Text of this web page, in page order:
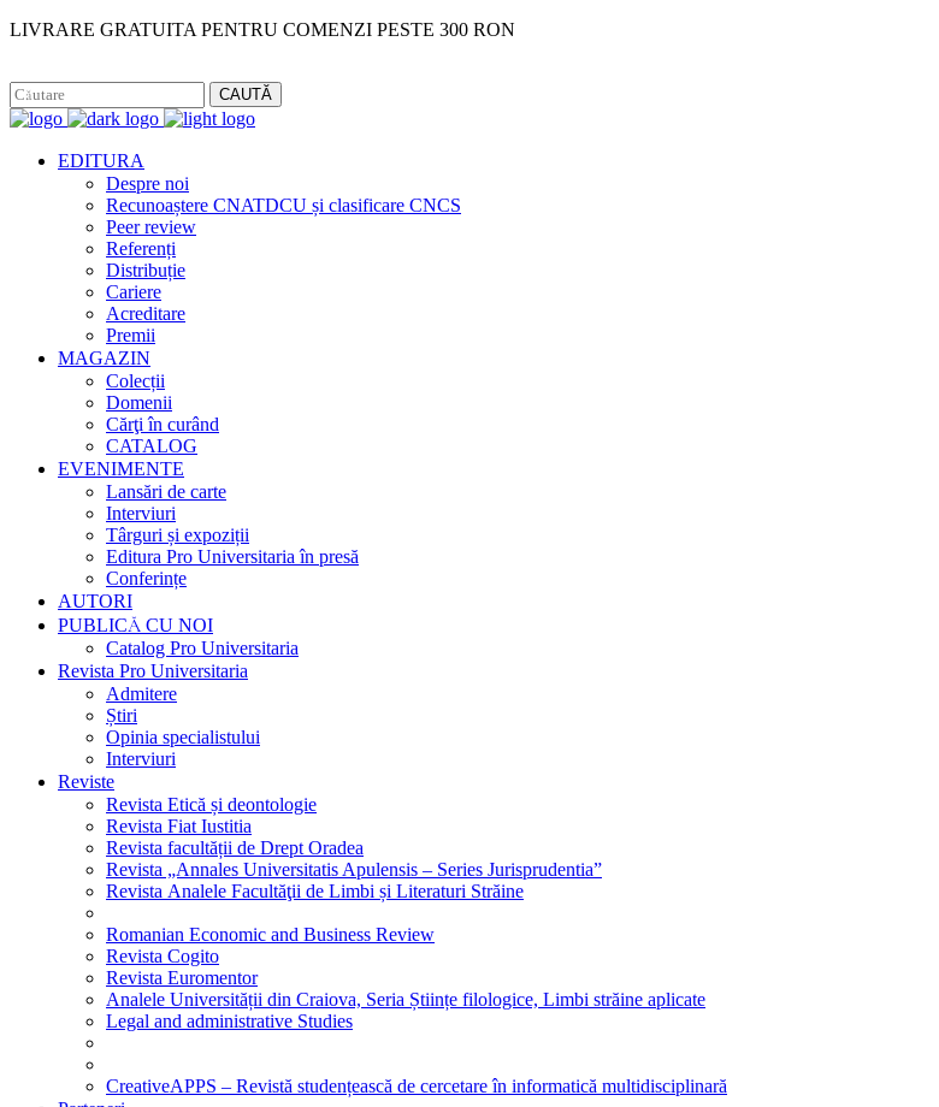
LIVRARE GRATUITA PENTRU COMENZI PESTE 300 RON
CAUTĂ
EDITURA
Despre noi
Recunoaștere CNATDCU și clasificare CNCS
Peer review
Referenți
Distribuție
Cariere
Acreditare
Premii
MAGAZIN
Colecții
Domenii
Cărţi în curând
CATALOG
EVENIMENTE
Lansări de carte
Interviuri
Târguri și expoziții
Editura Pro Universitaria în presă
Conferințe
AUTORI
PUBLICĂ CU NOI
Catalog Pro Universitaria
Revista Pro Universitaria
Admitere
Știri
Opinia specialistului
Interviuri
Reviste
Revista Etică și deontologie
Revista Fiat Iustitia
Revista facultății de Drept Oradea
Revista „Annales Universitatis Apulensis – Series Jurisprudentia”
Revista Analele Facultăţii de Limbi și Literaturi Străine
Romanian Economic and Business Review
Revista Cogito
Revista Euromentor
Analele Universității din Craiova, Seria Științe filologice, Limbi străine aplicate
Legal and administrative Studies
CreativeAPPS – Revistă studențească de cercetare în informatică multidisciplinară